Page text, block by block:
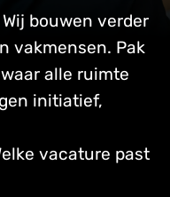
bouwen verder
vakmensen. Pak
alle ruimte
initiatief,
vacature past